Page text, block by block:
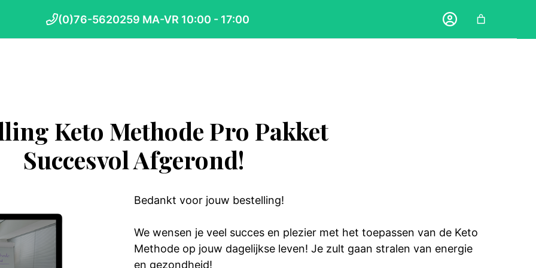
(0)76-5620259 MA-VR 10:00 - 17:00
Keto Methode Pro Pakket
Succesvol Afgerond!
Bedankt voor jouw bestelling!
We wensen je veel succes en plezier met het toepassen van de Keto
Methode op jouw dagelijkse leven! Je zult gaan stralen van energie
en gezondheid!